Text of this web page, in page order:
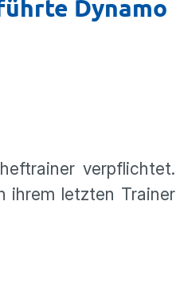
Dynamo
verpflichtet.
ihrem letzten Trainer